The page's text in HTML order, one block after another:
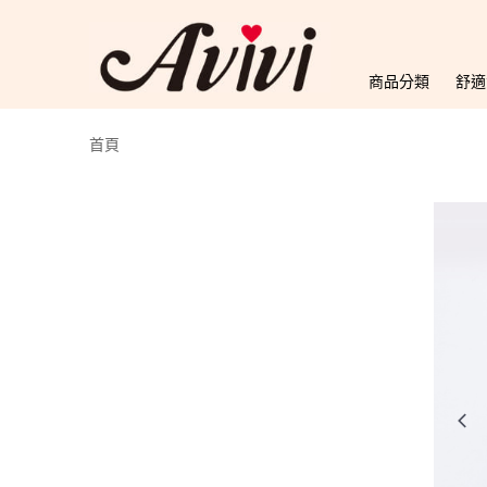
商品分類 舒
首頁